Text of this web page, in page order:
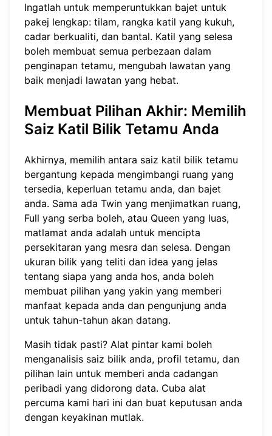
Ingatlah untuk memperuntukkan bajet untuk
pakej lengkap: tilam, rangka katil yang kukuh,
cadar berkualiti, dan bantal. Katil yang selesa
boleh membuat semua perbezaan dalam
penginapan tetamu, mengubah lawatan yang
baik menjadi lawatan yang hebat.
Membuat Pilihan Akhir: Memilih
Saiz Katil Bilik Tetamu Anda
Akhirnya, memilih antara saiz katil bilik tetamu
bergantung kepada mengimbangi ruang yang
tersedia, keperluan tetamu anda, dan bajet
anda. Sama ada Twin yang menjimatkan ruang,
Full yang serba boleh, atau Queen yang luas,
matlamat anda adalah untuk mencipta
persekitaran yang mesra dan selesa. Dengan
ukuran bilik yang teliti dan idea yang jelas
tentang siapa yang anda hos, anda boleh
membuat pilihan yang yakin yang memberi
manfaat kepada anda dan pengunjung anda
untuk tahun-tahun akan datang.
Masih tidak pasti? Alat pintar kami boleh
menganalisis saiz bilik anda, profil tetamu, dan
pilihan lain untuk memberi anda cadangan
peribadi yang didorong data. Cuba alat
percuma kami hari ini dan buat keputusan anda
dengan keyakinan mutlak.